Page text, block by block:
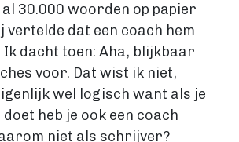
al 30.000 woorden op papier
vertelde dat een coach hem
dacht toen: Aha, blijkbaar
voor. Dat wist ik niet,
wel logisch want als je
heb je ook een coach
niet als schrijver?